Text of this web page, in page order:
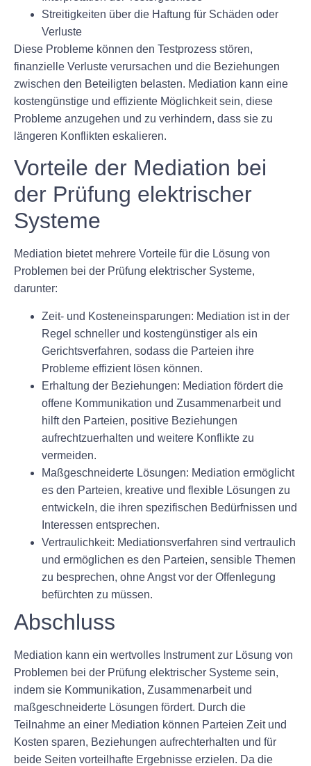
Streitigkeiten über die Haftung für Schäden oder
Verluste
Diese Probleme können den Testprozess stören,
finanzielle Verluste verursachen und die Beziehungen
zwischen den Beteiligten belasten. Mediation kann eine
kostengünstige und effiziente Möglichkeit sein, diese
Probleme anzugehen und zu verhindern, dass sie zu
längeren Konflikten eskalieren.
Vorteile der Mediation bei
der Prüfung elektrischer
Systeme
Mediation bietet mehrere Vorteile für die Lösung von
Problemen bei der Prüfung elektrischer Systeme,
darunter:
Zeit- und Kosteneinsparungen: Mediation ist in der
Regel schneller und kostengünstiger als ein
Gerichtsverfahren, sodass die Parteien ihre
Probleme effizient lösen können.
Erhaltung der Beziehungen: Mediation fördert die
offene Kommunikation und Zusammenarbeit und
hilft den Parteien, positive Beziehungen
aufrechtzuerhalten und weitere Konflikte zu
vermeiden.
Maßgeschneiderte Lösungen: Mediation ermöglicht
es den Parteien, kreative und flexible Lösungen zu
entwickeln, die ihren spezifischen Bedürfnissen und
Interessen entsprechen.
Vertraulichkeit: Mediationsverfahren sind vertraulich
und ermöglichen es den Parteien, sensible Themen
zu besprechen, ohne Angst vor der Offenlegung
befürchten zu müssen.
Abschluss
Mediation kann ein wertvolles Instrument zur Lösung von
Problemen bei der Prüfung elektrischer Systeme sein,
indem sie Kommunikation, Zusammenarbeit und
maßgeschneiderte Lösungen fördert. Durch die
Teilnahme an einer Mediation können Parteien Zeit und
Kosten sparen, Beziehungen aufrechterhalten und für
beide Seiten vorteilhafte Ergebnisse erzielen. Da die